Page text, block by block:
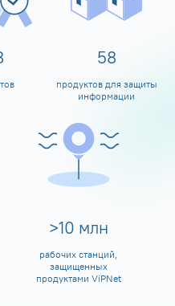
60
продуктов для защиты
информации
>10 млн
рабочих станций,
защищенных
продуктами ViPNet